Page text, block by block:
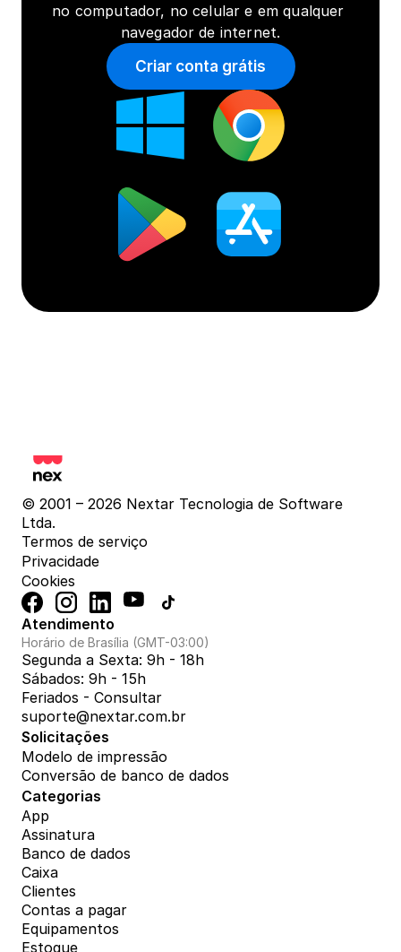
no computador, no celular e em qualquer
navegador de internet.
Criar conta grátis
© 2001 – 2026 Nextar Tecnologia de Software
Ltda.
Termos de serviço
Privacidade
Cookies
Atendimento
Horário de Brasília (GMT-03:00)
Segunda a Sexta: 9h - 18h
Sábados: 9h - 15h
Feriados - Consultar
suporte@nextar.com.br
Solicitações
Modelo de impressão
Conversão de banco de dados
Categorias
App
Assinatura
Banco de dados
Caixa
Clientes
Contas a pagar
Equipamentos
Estoque